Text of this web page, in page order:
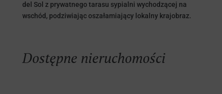
del Sol z prywatnego tarasu sypialni wychodzącej na
wschód, podziwiając oszałamiający lokalny krajobraz.
Dostępne nieruchomości